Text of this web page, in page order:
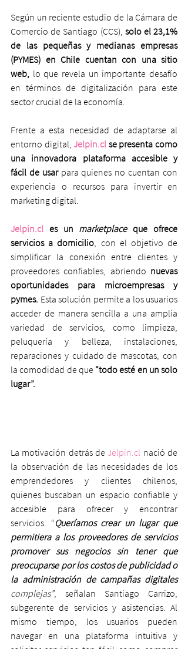
Según un reciente estudio de la Cámara de
Comercio de Santiago (CCS), solo el 23,1%
de las pequeñas y medianas empresas
(PYMES) en Chile cuentan con una sitio
web, lo que revela un importante desafío
en términos de digitalización para este
sector crucial de la economía.
Frente a esta necesidad de adaptarse al
entorno digital, Jelpin.cl se presenta como
una innovadora plataforma accesible y
fácil de usar para quienes no cuentan con
experiencia o recursos para invertir en
marketing digital.
Jelpin.cl es un marketplace que ofrece
servicios a domicilio, con el objetivo de
simplificar la conexión entre clientes y
proveedores confiables, abriendo nuevas
oportunidades para microempresas y
pymes. Esta solución permite a los usuarios
acceder de manera sencilla a una amplia
variedad de servicios, como limpieza,
peluquería y belleza, instalaciones,
reparaciones y cuidado de mascotas, con
la comodidad de que “todo esté en un solo
lugar”.
La motivación detrás de Jelpin.cl nació de
la observación de las necesidades de los
emprendedores y clientes chilenos,
quienes buscaban un espacio confiable y
accesible para ofrecer y encontrar
servicios. “Queríamos crear un lugar que
permitiera a los proveedores de servicios
promover sus negocios sin tener que
preocuparse por los costos de publicidad o
la administración de campañas digitales
complejas”, señalan Santiago Carrizo,
subgerente de servicios y asistencias. Al
mismo tiempo, los usuarios pueden
navegar en una plataforma intuitiva y